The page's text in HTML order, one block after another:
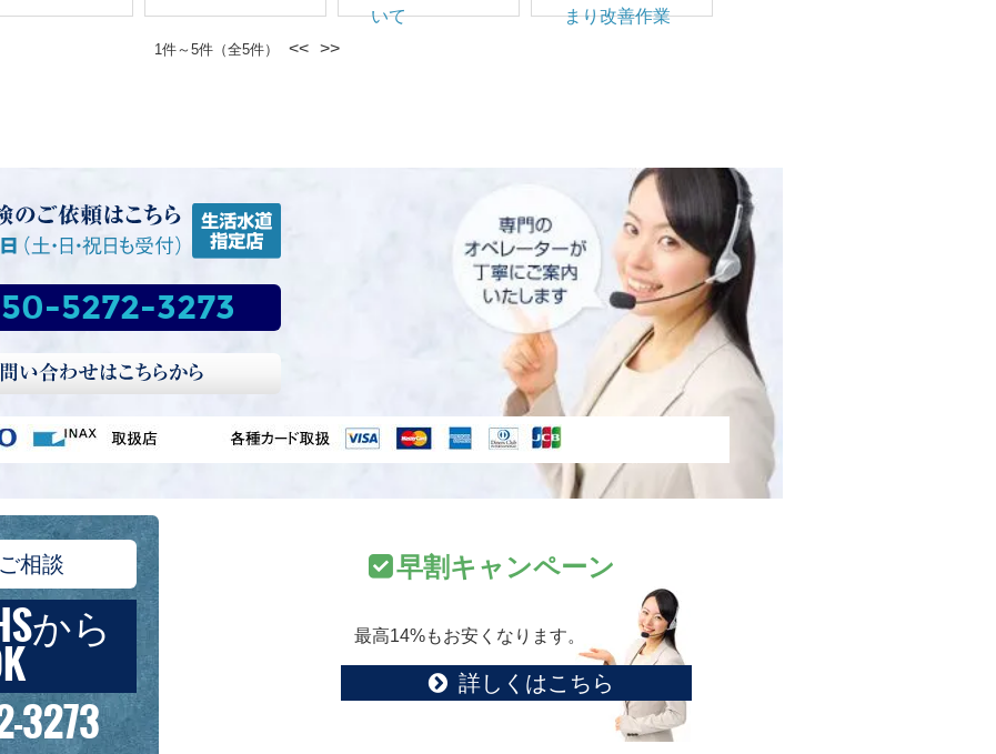
いて
まり改善作業
1件～5件（全5件） << >>
5272-3273
相談
から
3273
早割キャンペーン
最高14%もお安くなります。
詳しくはこちら